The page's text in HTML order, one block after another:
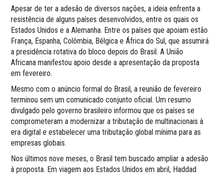
Apesar de ter a adesão de diversos nações, a ideia enfrenta a
resistência de alguns países desenvolvidos, entre os quais os
Estados Unidos e a Alemanha. Entre os países que apoiam estão
França, Espanha, Colômbia, Bélgica e África do Sul, que assumirá
a presidência rotativa do bloco depois do Brasil. A União
Africana manifestou apoio desde a apresentação da proposta
em fevereiro.
Mesmo com o anúncio formal do Brasil, a reunião de fevereiro
terminou sem um comunicado conjunto oficial. Um resumo
divulgado pelo governo brasileiro informou que os países se
comprometeram a modernizar a tributação de multinacionais à
era digital e estabelecer uma tributação global mínima para as
empresas globais.
Nos últimos nove meses, o Brasil tem buscado ampliar a adesão
à proposta. Em viagem aos Estados Unidos em abril, Haddad